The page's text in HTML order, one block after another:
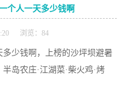
个人一天多少钱啊
浏览：84
少钱啊，上榜的沙坪坝避暑
岛农庄·江湖菜·柴火鸡·烤